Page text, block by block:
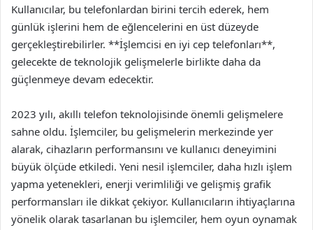
Kullanıcılar, bu telefonlardan birini tercih ederek, hem
günlük işlerini hem de eğlencelerini en üst düzeyde
gerçekleştirebilirler. **İşlemcisi en iyi cep telefonları**,
gelecekte de teknolojik gelişmelerle birlikte daha da
güçlenmeye devam edecektir.
2023 yılı, akıllı telefon teknolojisinde önemli gelişmelere
sahne oldu. İşlemciler, bu gelişmelerin merkezinde yer
alarak, cihazların performansını ve kullanıcı deneyimini
büyük ölçüde etkiledi. Yeni nesil işlemciler, daha hızlı işlem
yapma yetenekleri, enerji verimliliği ve gelişmiş grafik
performansları ile dikkat çekiyor. Kullanıcıların ihtiyaçlarına
yönelik olarak tasarlanan bu işlemciler, hem oyun oynamak